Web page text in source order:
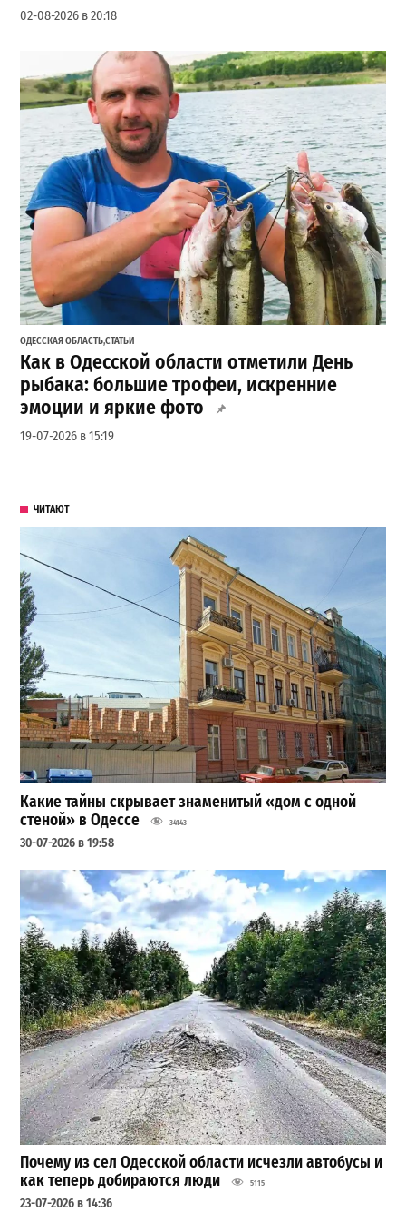
02-08-2026 в 20:18
ОДЕССКАЯ ОБЛАСТЬ,СТАТЬИ
Как в Одесской области отметили День
рыбака: большие трофеи, искренние
эмоции и яркие фото
19-07-2026 в 15:19
ЧИТАЮТ
Какие тайны скрывает знаменитый «дом с одной
стеной» в Одессе
34143
30-07-2026 в 19:58
Почему из сел Одесской области исчезли автобусы и
как теперь добираются люди
5115
23-07-2026 в 14:36